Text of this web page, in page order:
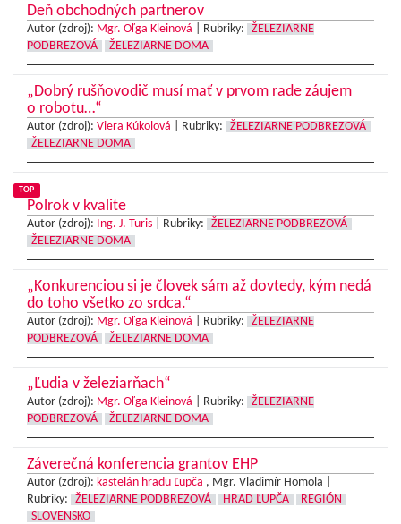
Deň obchodných partnerov
Autor (zdroj): Mgr. Oľga Kleinová Rubriky:
ŽELEZIARNE
PODBREZOVÁ
ŽELEZIARNE DOMA
„Dobrý rušňovodič musí mať v prvom rade záujem
o robotu…“
Autor (zdroj): Viera Kúkolová Rubriky:
ŽELEZIARNE PODBREZOVÁ
ŽELEZIARNE DOMA
TOP
Polrok v kvalite
Autor (zdroj): Ing. J. Turis Rubriky:
ŽELEZIARNE PODBREZOVÁ
ŽELEZIARNE DOMA
„Konkurenciou si je človek sám až dovtedy, kým nedá
do toho všetko zo srdca.“
Autor (zdroj): Mgr. Oľga Kleinová Rubriky:
ŽELEZIARNE
PODBREZOVÁ
ŽELEZIARNE DOMA
„Ľudia v železiarňach“
Autor (zdroj): Mgr. Oľga Kleinová Rubriky:
ŽELEZIARNE
PODBREZOVÁ
ŽELEZIARNE DOMA
Záverečná konferencia grantov EHP
Autor (zdroj): kastelán hradu Ľupča , Mgr. Vladimír Homola |
Rubriky:
ŽELEZIARNE PODBREZOVÁ HRAD ĽUPČA
REGIÓN
SLOVENSKO